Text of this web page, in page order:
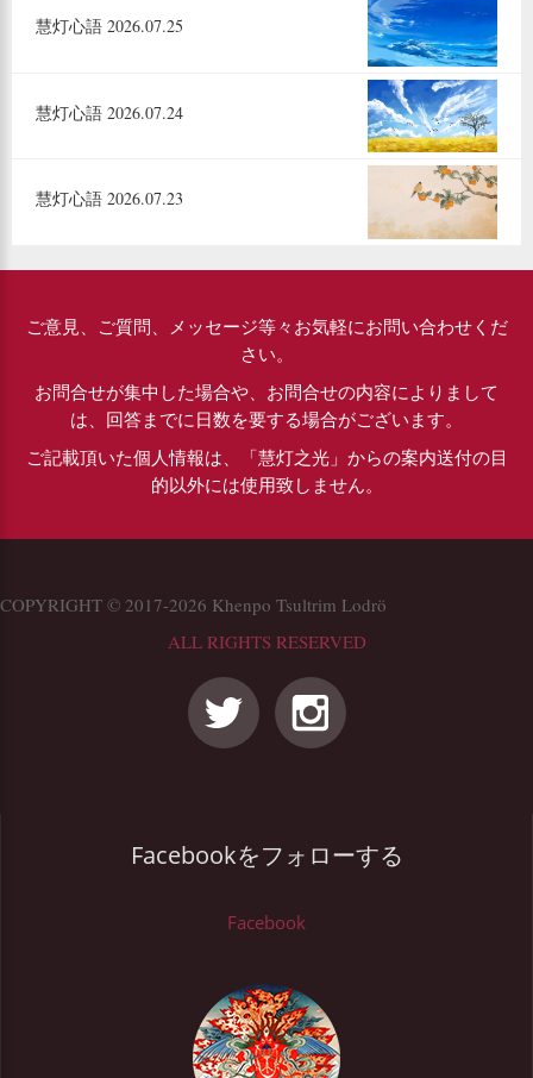
慧灯心語 2026.07.25
慧灯心語 2026.07.24
慧灯心語 2026.07.23
ご意見、ご質問、メッセージ等々お気軽にお問い合わせくだ
さい。
お問合せが集中した場合や、お問合せの内容によりまして
は、回答までに日数を要する場合がございます。
ご記載頂いた個人情報は、「慧灯之光」からの案内送付の目
的以外には使用致しません。
COPYRIGHT © 2017-2026 Khenpo Tsultrim Lodrö
ALL RIGHTS RESERVED
Facebookをフォローする
Facebook